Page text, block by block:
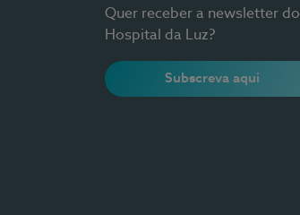
Quer receber a newsletter do
Hospital da Luz?
Subscreva aqui